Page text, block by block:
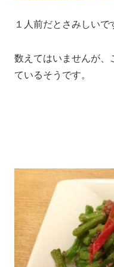
１人前だとさみしいで
数えてはいませんが、
ているそうです。